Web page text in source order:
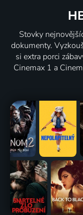
Stovky
dokumenty.
si extra porci
Cinemax 1 a